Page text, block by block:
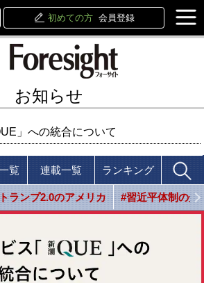
初めての方 会員登録
お知らせ
」への統合について
覧 連載一覧 ランキング
ランプ2.0のアメリカ #習近平体制の光